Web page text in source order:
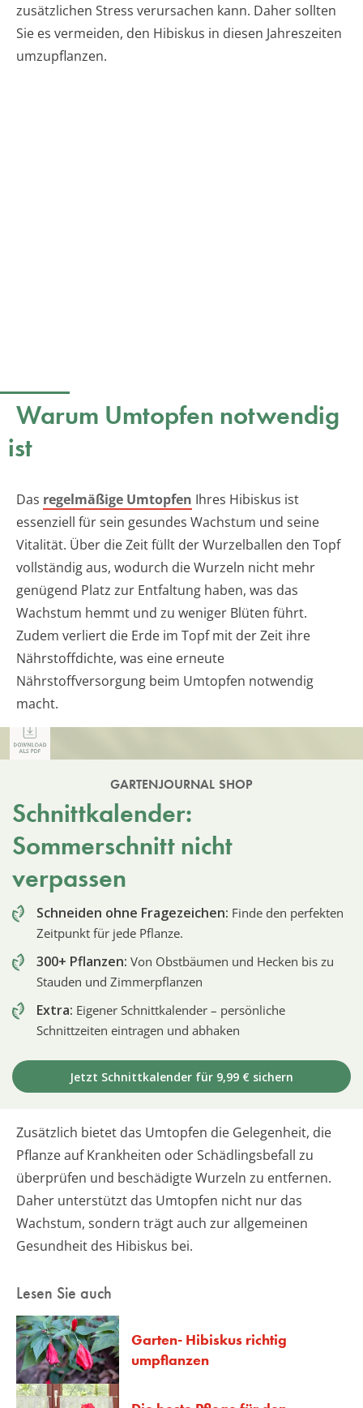
zusätzlichen Stress verursachen kann. Daher sollten
Sie es vermeiden, den Hibiskus in diesen Jahreszeiten
umzupflanzen.
Warum Umtopfen notwendig
ist
Das regelmäßige Umtopfen Ihres Hibiskus ist
essenziell für sein gesundes Wachstum und seine
Vitalität. Über die Zeit füllt der Wurzelballen den Topf
vollständig aus, wodurch die Wurzeln nicht mehr
genügend Platz zur Entfaltung haben, was das
Wachstum hemmt und zu weniger Blüten führt.
Zudem verliert die Erde im Topf mit der Zeit ihre
Nährstoffdichte, was eine erneute
Nährstoffversorgung beim Umtopfen notwendig
macht.
GARTENJOURNAL SHOP
Schnittkalender:
Sommerschnitt nicht
verpassen
Schneiden ohne Fragezeichen: Finde den perfekten
Zeitpunkt für jede Pflanze.
300+ Pflanzen: Von Obstbäumen und Hecken bis zu
Stauden und Zimmerpflanzen
Extra: Eigener Schnittkalender – persönliche
Schnittzeiten eintragen und abhaken
Jetzt Schnittkalender für 9,99 € sichern
Zusätzlich bietet das Umtopfen die Gelegenheit, die
Pflanze auf Krankheiten oder Schädlingsbefall zu
überprüfen und beschädigte Wurzeln zu entfernen.
Daher unterstützt das Umtopfen nicht nur das
Wachstum, sondern trägt auch zur allgemeinen
Gesundheit des Hibiskus bei.
Lesen Sie auch
Garten- Hibiskus richtig
umpflanzen